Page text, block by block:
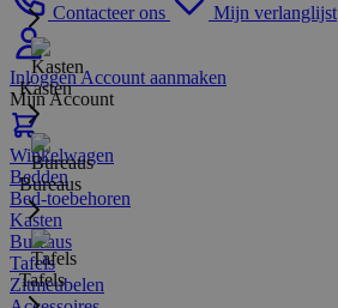
Contacteer ons Mijn verlanglijst
InloggenAccount aanmaken
Mijn Account
Winkelwagen
Kasten
Bureaus
Tafels
Bedden
Bed-toebehoren
Kasten
Bureaus
Tafels
Zitmeubelen